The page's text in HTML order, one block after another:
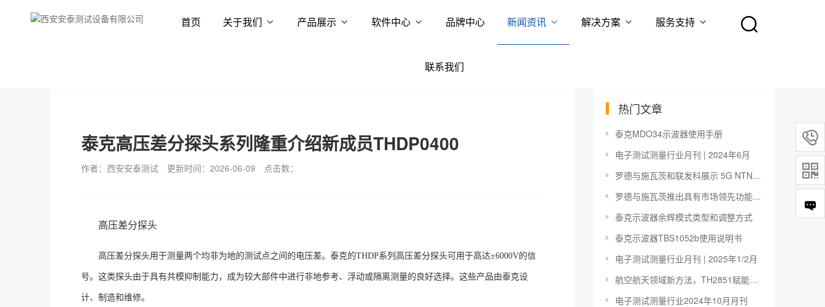
首页 关于我们 产品展示 软件中心 品牌中心 新闻资讯 解决方案 服务支持
联系我们
泰克高压差分探头系列隆重介绍新成员THDP0400
作者：西安安泰测试 更新时间：2026-06-09 点击数：
高压差分探头
高压差分探头用于测量两个均非为地的测试点之间的电压差。泰克的THDP系列高压差分探头可用于高达±6000V的信
号。这类探头由于具有共模抑制能力，成为较大部件中进行非地参考、浮动或隔离测量的良好选择。这些产品由泰克设
计、制造和维修。
热门文章
泰克MDO34示波器使用手册
电子测试测量行业月刊 | 2024年6月
罗德与施瓦茨和联发科展示 5G NTN-NR Rel.17 连接
罗德与施瓦茨推出具有市场领先功能的新型R&S NGC100 电源系列
泰克示波器余辉模式类型和调整方式
泰克示波器TBS1052b使用说明书
电子测试测量行业月刊 | 2025年1/2月
航空航天领域新方法，TH2851赋能导电滑环高效运行
电子测试测量行业2024年10月月刊

